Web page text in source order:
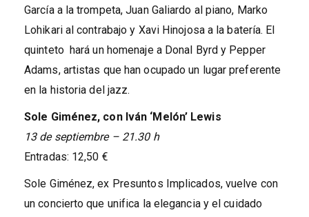
García a la trompeta, Juan Galiardo al piano, Marko
Lohikari al contrabajo y Xavi Hinojosa a la batería. El
quinteto hará un homenaje a Donal Byrd y Pepper
Adams, artistas que han ocupado un lugar preferente
en la historia del jazz.
Sole Giménez, con Iván ‘Melón’ Lewis
13 de septiembre – 21.30 h
Entradas: 12,50 €
Sole Giménez, ex Presuntos Implicados, vuelve con
un concierto que unifica la elegancia y el cuidado